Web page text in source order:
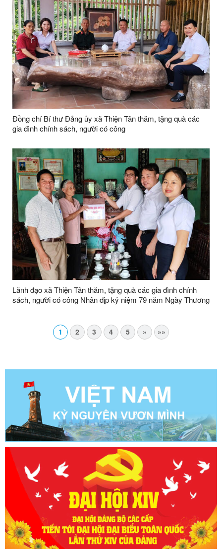
Đồng chí Bí thư Đảng ủy xã Thiện Tân thăm, tặng quà các
gia đình chính sách, người có công
Lãnh đạo xã Thiện Tân thăm, tặng quà các gia đình chính
sách, người có công Nhân dịp kỷ niệm 79 năm Ngày Thương
1 2 3 4 5 » »»